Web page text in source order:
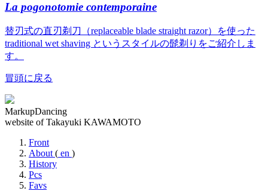
La pogonotomie contemporaine
替刃式の直刃剃刀（replaceable blade straight razor）を使った
traditional wet shaving というスタイルの髭剃りをご紹介しま
す。
冒頭に戻る
MarkupDancing
website of Takayuki KAWAMOTO
Front
About ( en )
History
Pcs
Favs